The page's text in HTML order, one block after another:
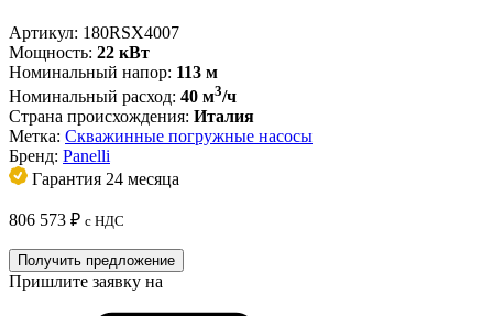
Артикул: 180RSX4007
Мощность: 22 кВт
Номинальный напор: 113 м
Номинальный расход: 40 м3/ч
Страна происхождения: Италия
Метка: Скважинные погружные насосы
Бренд: Panelli
Гарантия 24 месяца
806 573 ₽ с НДС
Получить предложение
Пришлите заявку на